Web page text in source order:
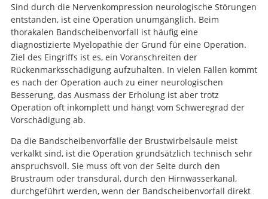
Sind durch die Nervenkompression neurologische Störungen
entstanden, ist eine Operation unumgänglich. Beim
thorakalen Bandscheibenvorfall ist häufig eine
diagnostizierte Myelopathie der Grund für eine Operation.
Ziel des Eingriffs ist es, ein Voranschreiten der
Rückenmarksschädigung aufzuhalten. In vielen Fällen kommt
es nach der Operation auch zu einer neurologischen
Besserung, das Ausmass der Erholung ist aber trotz
Operation oft inkomplett und hängt vom Schweregrad der
Vorschädigung ab.
Da die Bandscheibenvorfälle der Brustwirbelsäule meist
verkalkt sind, ist die Operation grundsätzlich technisch sehr
anspruchsvoll. Sie muss oft von der Seite durch den
Brustraum oder transdural, durch den Hirnwasserkanal,
durchgeführt werden, wenn der Bandscheibenvorfall direkt